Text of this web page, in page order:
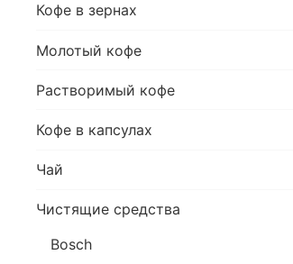
Кофе в зернах
Молотый кофе
Растворимый кофе
Кофе в капсулах
Чай
Чистящие средства
Bosch